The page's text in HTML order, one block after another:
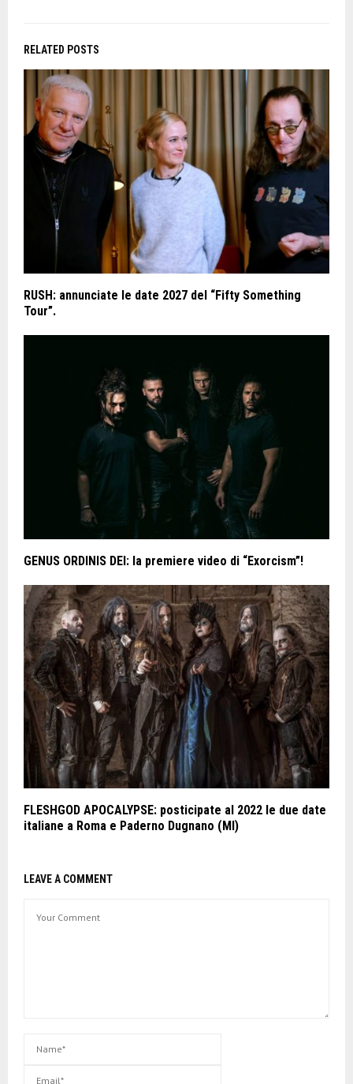
RELATED POSTS
RUSH: annunciate le date 2027 del “Fifty Something
Tour”.
GENUS ORDINIS DEI: la premiere video di “Exorcism”!
FLESHGOD APOCALYPSE: posticipate al 2022 le due date
italiane a Roma e Paderno Dugnano (MI)
LEAVE A COMMENT